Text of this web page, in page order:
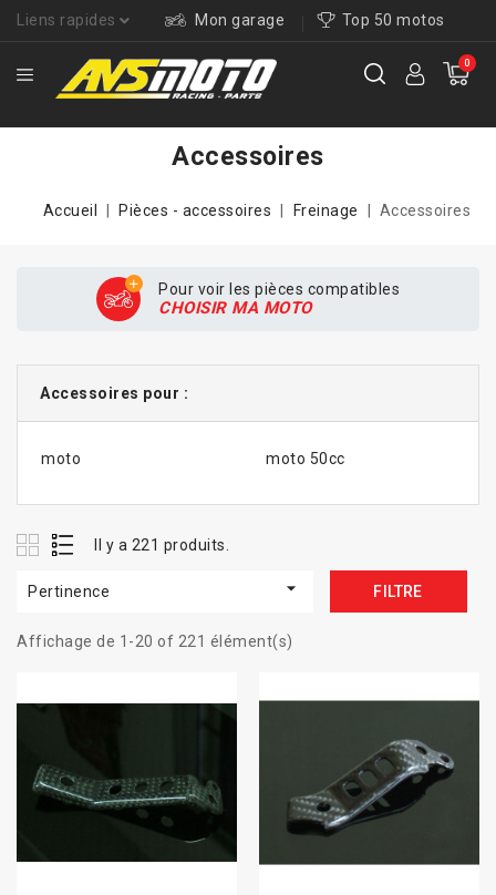
Liens rapides Mon garage Top 50 motos
0
Accessoires
Accueil Pièces - accessoires Freinage Accessoires
Pour voir les pièces compatibles
CHOISIR MA MOTO
Accessoires pour :
moto moto 50cc
Il y a 221 produits.
Pertinence  FILTRE
Affichage de 1-20 of 221 élément(s)